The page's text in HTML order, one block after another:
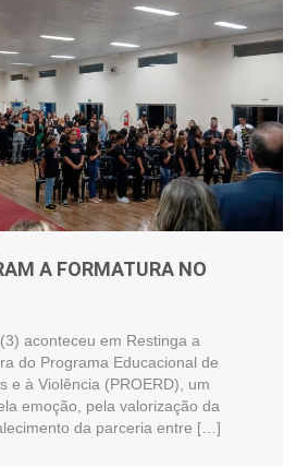
A FORMATURA NO
aconteceu em Restinga a
do Programa Educacional de
e à Violência (PROERD), um
emoção, pela valorização da
da parceria entre […]